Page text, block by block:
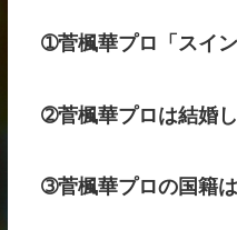
➀菅楓華プロ「スイ
➁菅楓華プロは結婚
➂菅楓華プロの国籍は